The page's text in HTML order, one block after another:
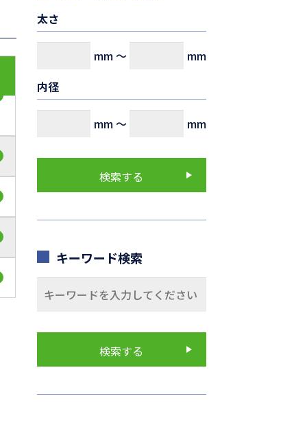
太さ
mm～
mm
内径
mm～ mm
キーワード検索